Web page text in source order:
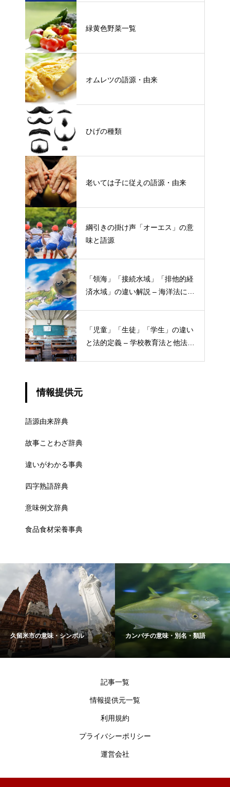
緑黄色野菜一覧
オムレツの語源・由来
ひげの種類
老いては子に従えの語源・由来
綱引きの掛け声「オーエス」の意
味と語源
「領海」「接続水域」「排他的経
済水域」の違い解説 – 海洋法にお
「児童」「生徒」「学生」の違い
と法的定義 – 学校教育法と他法律
情報提供元
語源由来辞典
故事ことわざ辞典
違いがわかる事典
四字熟語辞典
意味例文辞典
食品食材栄養事典
久留米市の意味・シンボル カンパチの意味・別名・類語
記事一覧
情報提供元一覧
利用規約
プライバシーポリシー
運営会社